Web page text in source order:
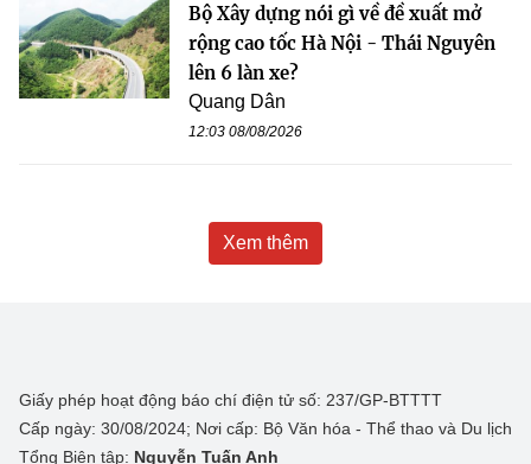
Bộ Xây dựng nói gì về đề xuất mở
rộng cao tốc Hà Nội - Thái Nguyên
lên 6 làn xe?
Quang Dân
12:03 08/08/2026
Xem thêm
Giấy phép hoạt động báo chí điện tử số: 237/GP-BTTTT
Cấp ngày: 30/08/2024; Nơi cấp: Bộ Văn hóa - Thể thao và Du lịch
Tổng Biên tập: Nguyễn Tuấn Anh